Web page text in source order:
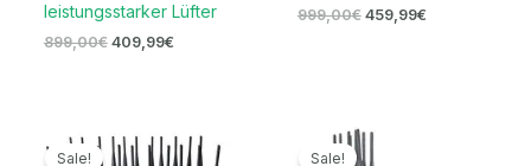
leistungsstarker Lüfter
899,00€ 409,99€
999,00€ 459,99€
Sale!
Preis
Preis
Sale!